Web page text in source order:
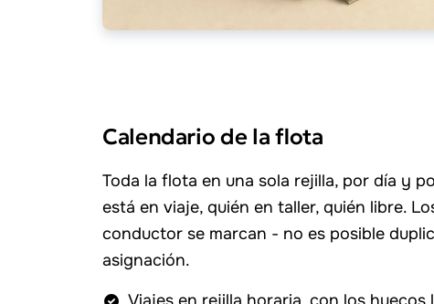
Calendario de la flota
Toda la flota en una sola rejilla, por día y
está en viaje, quién en taller, quién libre.
conductor se marcan - no es posible
asignación.